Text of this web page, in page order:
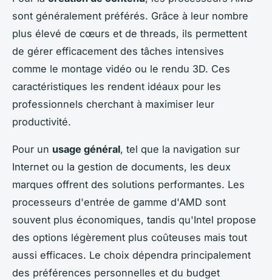
sont généralement préférés. Grâce à leur nombre
plus élevé de cœurs et de threads, ils permettent
de gérer efficacement des tâches intensives
comme le montage vidéo ou le rendu 3D. Ces
caractéristiques les rendent idéaux pour les
professionnels cherchant à maximiser leur
productivité.
Pour un usage général, tel que la navigation sur
Internet ou la gestion de documents, les deux
marques offrent des solutions performantes. Les
processeurs d'entrée de gamme d'AMD sont
souvent plus économiques, tandis qu'Intel propose
des options légèrement plus coûteuses mais tout
aussi efficaces. Le choix dépendra principalement
des préférences personnelles et du budget